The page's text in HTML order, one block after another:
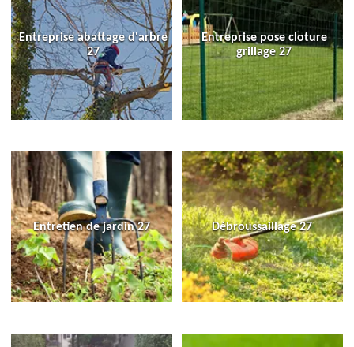
Entreprise abattage d'arbre
27
Entreprise pose cloture
grillage 27
Entretien de jardin 27 Débroussaillage 27